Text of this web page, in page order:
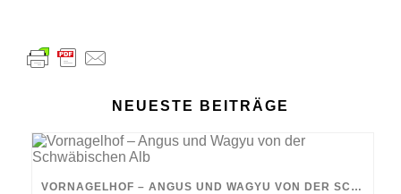
NEUESTE BEITRÄGE
VORNAGELHOF – ANGUS UND WAGYU VON DER SCHWÄBISCHEN ALB